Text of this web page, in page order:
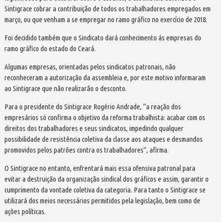
Sintigrace cobrar a contribuição de todos os trabalhadores empregados em
março, ou que venham a se empregar no ramo gráfico no exercício de 2018.
Foi decidido também que o Sindicato dará conhecimento ás empresas do
ramo gráfico do estado do Ceará.
Algumas empresas, orientadas pelos sindicatos patronais, não
reconheceram a autorização da assembleia e, por este motivo informaram
ao Sintigrace que não realizarão o desconto.
Para o presidente do Sintigrace Rogério Andrade, “a reação dos
empresários só confirma o objetivo da reforma trabalhista: acabar com os
direitos dos trabalhadores e seus sindicatos, impedindo qualquer
possibilidade de resistência coletiva da classe aos ataques e desmandos
promovidos pelos patrões contra os trabalhadores”, afirma.
O Sintigrace no entanto, enfrentará mais essa ofensiva patronal para
evitar a destruição da organização sindical dos gráficos e assim, garantir o
cumprimento da vontade coletiva da categoria. Para tanto o Sintigrace se
utilizará dos meios necessários permitidos pela legislação, bem como de
ações políticas.